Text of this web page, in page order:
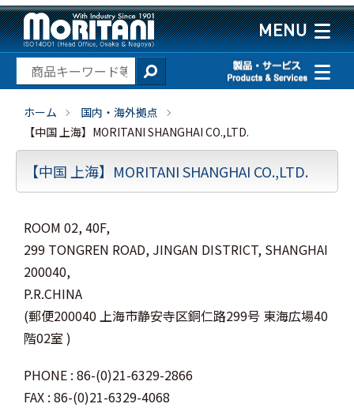
ホーム
国内・海外拠点
【中国 上海】MORITANI SHANGHAI CO.,LTD.
【中国 上海】MORITANI SHANGHAI CO.,LTD.
ROOM 02, 40F,
299 TONGREN ROAD, JINGAN DISTRICT, SHANGHAI
200040,
P.R.CHINA
(郵便200040 上海市静安寺区銅仁路299号 東海広場40
階02室 )
PHONE : 86-(0)21-6329-2866
FAX : 86-(0)21-6329-4068